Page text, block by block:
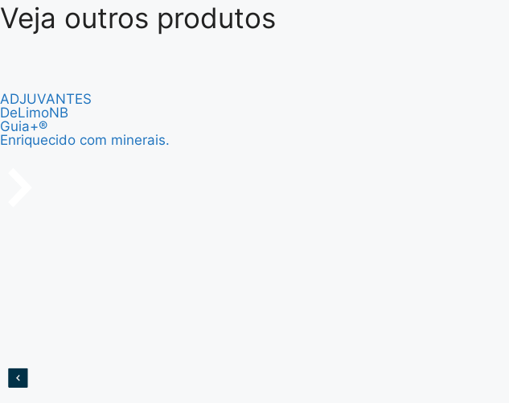
Veja outros produtos
ADJUVANTES
DeLimoNB
Guia+®
Enriquecido com minerais.